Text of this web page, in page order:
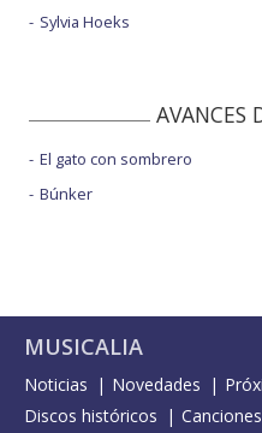
Sylvia Hoeks
AVANCES
El gato con sombrero
Búnker
MUSICALIA
Noticias Novedades
Discos históricos
Canciones